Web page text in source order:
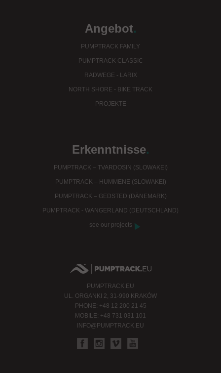
Angebot.
PUMPTRACK FAMILY
PUMPTRACK CLASSIC
RADWEGE - LARIX
NORTH SHORE - BIKE TRACK
PROJEKTE
Erkenntnisse.
PUMPTRACK – TVARDOSIN (SLOWAKEI)
PUMPTRACK – HUMMENE (SLOWAKEI)
PUMPTRACK – GEDSTED (DÄNEMARK)
PUMPTRACK - WANGERLAND (DEUTSCHLAND)
see our projects
PUMPTRACK.EU
UL. ORGANKI 2, 31-990 KRAKÓW
PHONE: +48 12 200 21 45
MOBILE: +48 731 031 101
INFO@PUMPTRACK.EU